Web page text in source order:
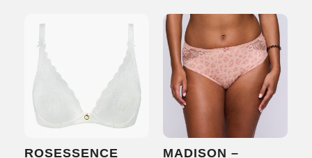
variaties.
gekozen
worden
meerdere
variaties.
Deze
optie
kan
gekozen
worden
ROSESSENCE
MADISON –